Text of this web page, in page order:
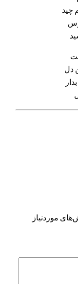
چید
دل
موردنیاز